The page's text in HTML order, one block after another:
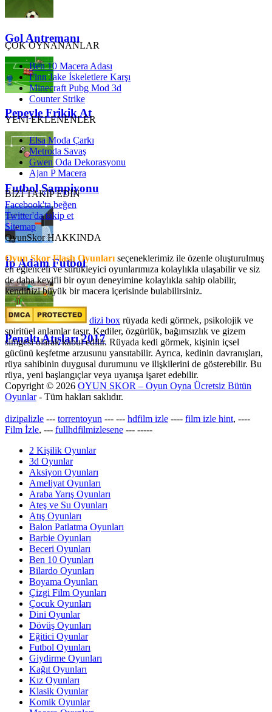
Gol Antremanı
Pepeyle Frikik At
Futbol Şampiyonu
İp Adam Futbol
Penaltı Atışları 2017
ÇOK OYNANANLAR
Ben 10 Macera Adası
Finn Jake İskeletlere Karşı
Minecraft Pubg Mod 3d
Counter Strike
YENİ EKLENENLER
Elsa Moda Çarkı
Metroda Savaş
Gwen Oda Dekorasyonu
Ajan P Macera
BİZİ TAKİP EDİN
Facebook'ta beğen
Twitter'da takip et
Sitemap
OyunSkor HAKKINDA
Oyun Skor Flash Oyunları seçeneklerimiz ile özenle oluşturulmuş
en eğlenceli ve sürükleyici oyunlarımıza kolaylıkla ulaşabilir ve siz
de daha keyifli bir oyun deneyimine kolaylıkla sahip olabilir,
kendinizi büyük bir macera içerisinde bulabilirsiniz.
dizi box rüyada kedi görmek​, psikolojik ve
spiritüel anlamlar taşır. Kediler, özgürlük, bağımsızlık ve gizem
simgesi olarak kabul edilir. Rüyada kedi görmek, kişinin içsel
gücünü keşfetme arzusunu yansıtabilir. Ayrıca, kedinin davranışları,
rüya sahibinin duygusal durumunu ve ilişkilerini de gösterebilir. Bu
rüya, yeni başlangıçlar veya uyanışa işaret edebilir.
Copyright © 2026 OYUN SKOR – Oyun Oyna Ücretsiz Bütün
Oyunlar- Tüm hakları saklıdır.
dizipalizle --- torrentoyun --- --- hdfilm izle ---- film izle hint, ----
Film İzle, --- fullhdfilmizlesene --- -----
2 Kişilik Oyunlar
3d Oyunlar
Aksiyon Oyunları
Ameliyat Oyunları
Araba Yarış Oyunları
Ateş ve Su Oyunları
Atış Oyunları
Balon Patlatma Oyunları
Barbie Oyunları
Beceri Oyunları
Ben 10 Oyunları
Bilardo Oyunları
Boyama Oyunları
Çizgi Film Oyunları
Çocuk Oyunları
Dini Oyunlar
Dövüş Oyunları
Eğitici Oyunlar
Futbol Oyunları
Giydirme Oyunları
Kağıt Oyunları
Kız Oyunları
Klasik Oyunlar
Komik Oyunlar